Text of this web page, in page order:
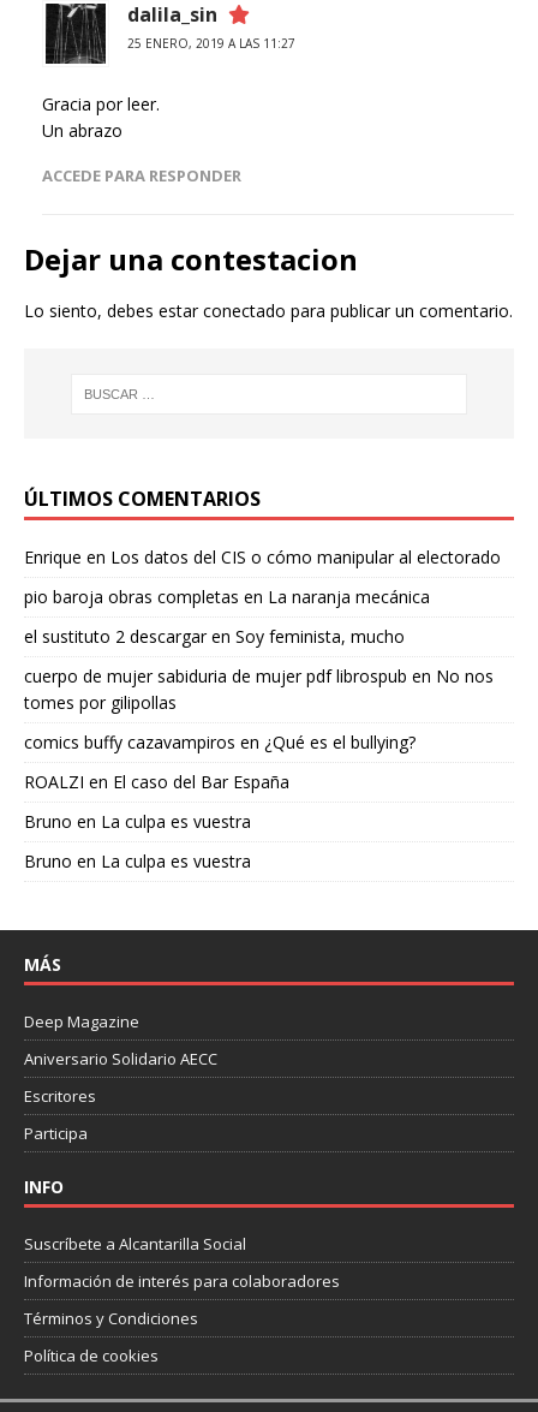
dalila_sin
25 ENERO, 2019 A LAS 11:27
Gracia por leer.
Un abrazo
ACCEDE PARA RESPONDER
Dejar una contestacion
Lo siento, debes estarconectado para publicar un comentario.
ÚLTIMOS COMENTARIOS
Enrique en Los datos del CIS o cómo manipular al electorado
pio baroja obras completas en La naranja mecánica
el sustituto 2 descargaren Soy feminista, mucho
cuerpo de mujer sabiduria de mujer pdf librospub en No nos
tomes por gilipollas
comics buffy cazavampiros en ¿Qué es el bullying?
ROALZI en El caso del Bar España
Bruno en La culpa es vuestra
Bruno en La culpa es vuestra
MÁS
Deep Magazine
Aniversario Solidario AECC
Escritores
Participa
INFO
Suscríbete a Alcantarilla Social
Información de interés para colaboradores
Términos y Condiciones
Política de cookies